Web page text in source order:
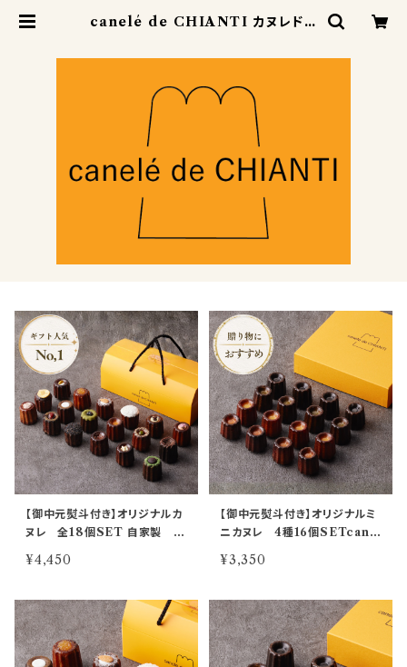
canelé de CHIANTI カヌレドキ
【御中元熨斗付き】オリジナルカ
ヌレ 全18個SET 自家製 c
anelé de CHIANTI
¥4,450
【御中元熨斗付き】オリジナルミ
ニカヌレ 4種16個SETcane
lé de CHIANTI mini
¥3,350